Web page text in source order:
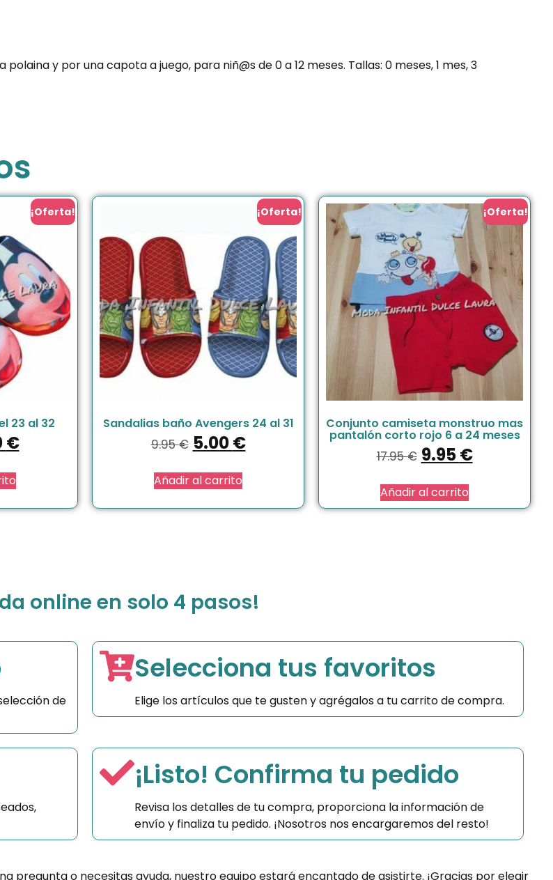
y por una capota a juego, para niñ@s de 0 a 12 meses. Tallas: 0 meses, 1 mes, 3
¡Oferta!
23 al 32
€
¡Oferta!
Sandalias baño Avengers 24 al 31
9.95€ 5.00€
Añadir al carrito
¡Oferta!
Conjunto camiseta monstruo mas
pantalón corto rojo 6 a 24 meses
17.95€ 9.95€
Añadir al carrito
online en solo 4 pasos!
de
Selecciona tus favoritos
Elige los artículos que te gusten y agrégalos a tu carrito de compra.
¡Listo! Confirma tu pedido
Revisa los detalles de tu compra, proporciona la información de
envío y finaliza tu pedido. ¡Nosotros nos encargaremos del resto!
pregunta o necesitas ayuda, nuestro equipo estará encantado de asistirte. ¡Gracias por elegir